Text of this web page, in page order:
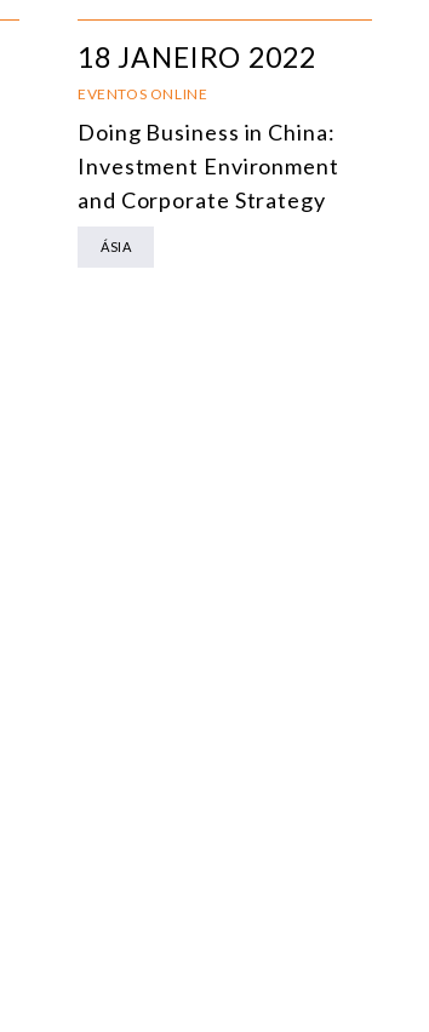
MULTILATERALISMO
TODOS OS NÚCLEOS
18 JANEIRO 2022
EVENTOS ONLINE
Doing Business in China:
Investment Environment
and Corporate Strategy
ÁSIA